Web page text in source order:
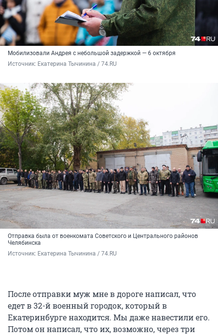
Мобилизовали Андрея с небольшой задержкой — 6 октября
Источник: Екатерина Тычинина / 74.RU
Отправка была от военкомата Советского и Центрального районов
Челябинска
Источник: Екатерина Тычинина / 74.RU
После отправки муж мне в дороге написал, что
едет в 32-й военный городок, который в
Екатеринбурге находится. Мы даже навестили его.
Потом он написал, что их, возможно, через три